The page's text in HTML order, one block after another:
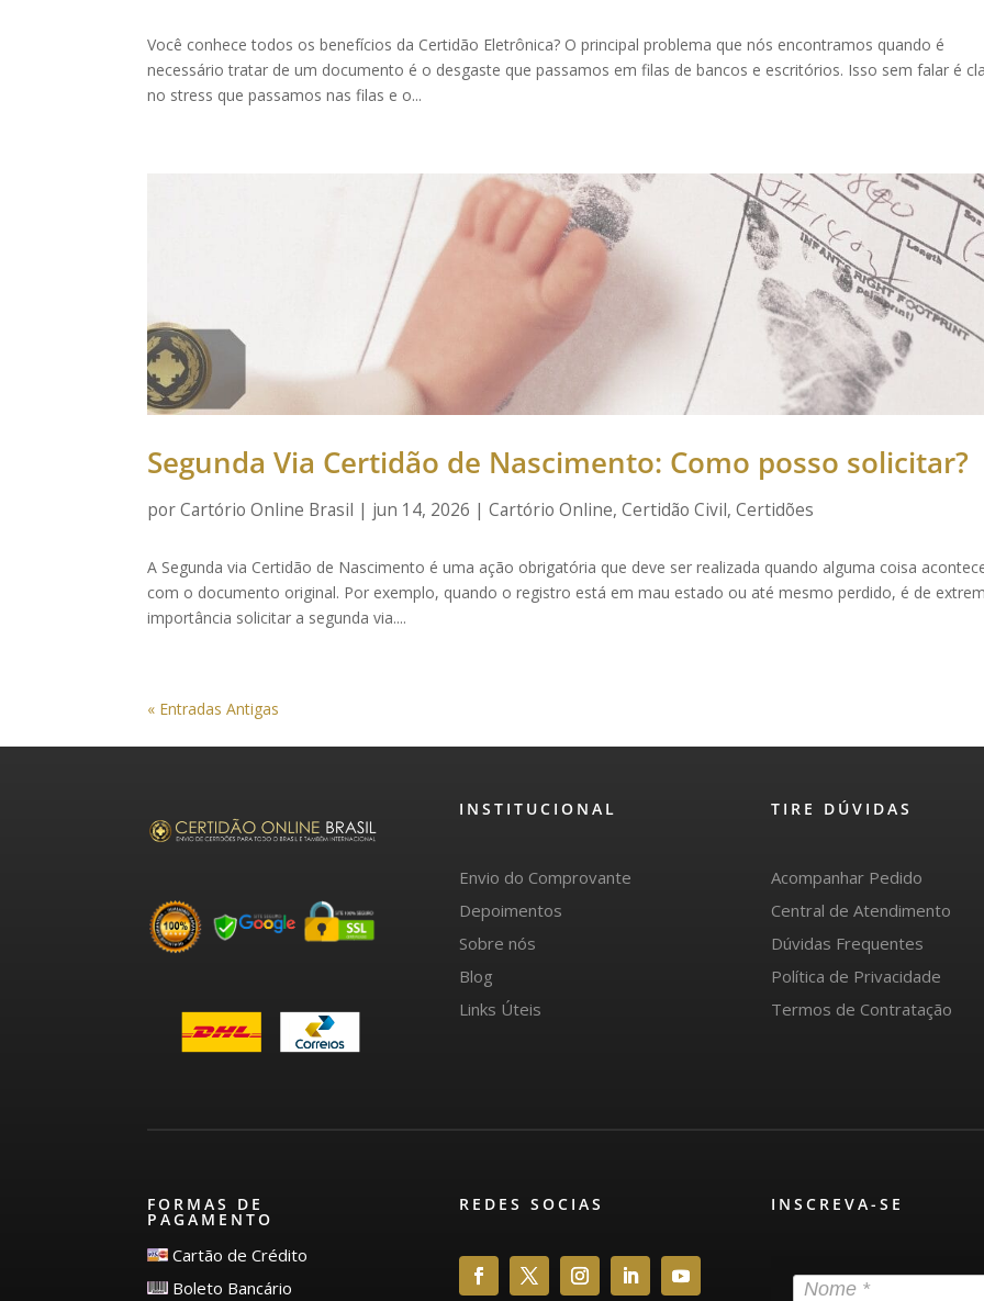
Você conhece todos os benefícios da Certidão Eletrônica? O principal problema que nós encontramos quando é
necessário tratar de um documento é o desgaste que passamos em filas de bancos e escritórios. Isso sem falar é
no stress que passamos nas filas e o...
Segunda Via Certidão de Nascimento: Como posso solicitar?
porCartório Online Brasil | jun 14, 2026 |Cartório Online,Certidão Civil,Certidões
A Segunda via Certidão de Nascimento é uma ação obrigatória que deve ser realizada quando alguma coisa
com o documento original. Por exemplo, quando o registro está em mau estado ou até mesmo perdido, é de
importância solicitar a segunda via....
« Entradas Antigas
INSTITUCIONAL
Envio do Comprovante
Depoimentos
Sobre nós
Blog
Links Úteis
TIRE DÚVIDAS
Acompanhar Pedido
Central de Atendimento
Dúvidas Frequentes
Política de Privacidade
Termos de Contratação
FORMAS DE
PAGAMENTO
Cartão de Crédito
Boleto Bancário
REDES SOCIAS INSCREVA-SE